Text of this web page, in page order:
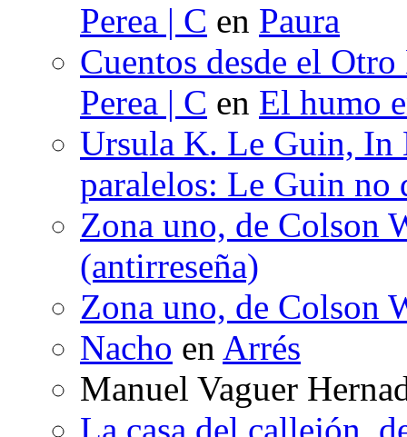
Perea | C en Paura
Cuentos desde el
Perea | C en El humo
Ursula K. Le Guin, In
paralelos: Le Guin no
Zona uno, de Colson
(antirreseña)
Zona uno, de Colson
Nacho en Arrés
Manuel Vaguer
La casa del callejón,